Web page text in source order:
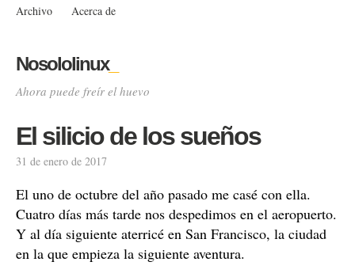
Archivo Acerca de
Nosololinux_
Ahora puede freír el huevo
El silicio de los sueños
31 de enero de 2017
El uno de octubre del año pasado me casé con ella.
Cuatro días más tarde nos despedimos en el aeropuerto.
Y al día siguiente aterricé en San Francisco, la ciudad
en la que empieza la siguiente aventura.